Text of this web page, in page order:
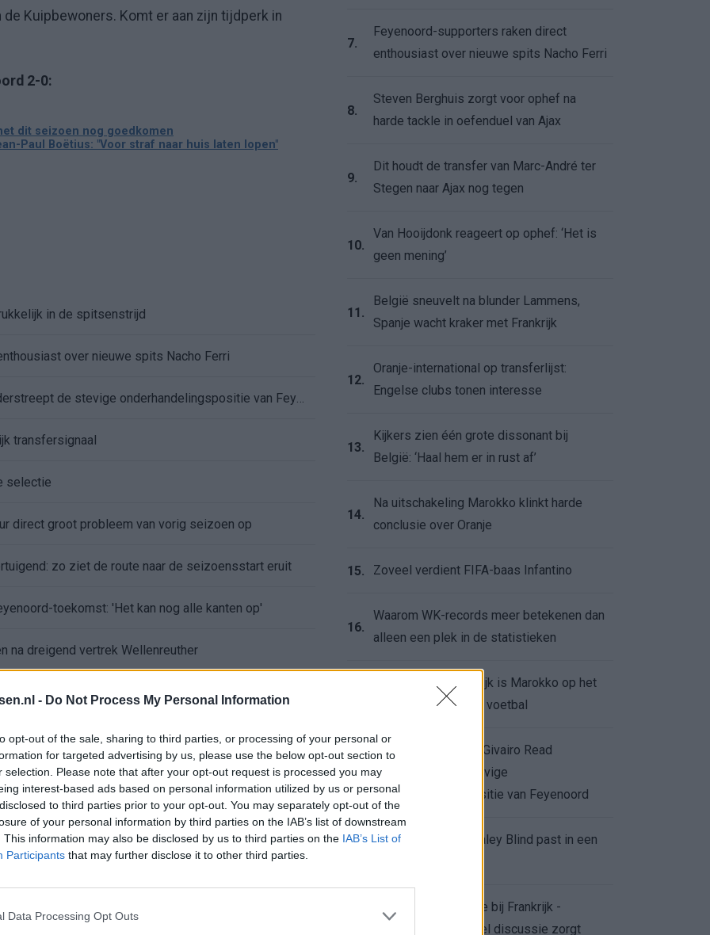
- Do Not Process My Personal Information
opt-out of the sale, sharing to third parties, or processing of your personal or
for targeted advertising by us, please use the below opt-out section to
selection. Please note that after your opt-out request is processed you may
interest-based ads based on personal information utilized by us or personal
to third parties prior to your opt-out. You may separately opt-out of the
of your personal information by third parties on the IAB’s list of downstream
This information may also be disclosed by us to third parties on the IAB’s List of
Participants that may further disclose it to other third parties.
Data Processing Opt Outs
Kuipbewoners. Komt er aan zijn tijdperk in
2-0:
dit seizoen nog goedkomen
Paul Boëtius: "Voor straf naar huis laten lopen"
in de spitsenstrijd
over nieuwe spits Nacho Ferri
transfersignaal
selectie
direct groot probleem van vorig seizoen op
zo ziet de route naar de seizoensstart eruit
toekomst: 'Het kan nog alle kanten op'
na dreigend vertrek Wellenreuther
nieuwe eerste keeper
Moussa: Feyenoord wacht op bod
Deventer: Feyenoorder zet woning te koop
over zijn gewicht
spelers op het WK 2026
richting seizoenstart
7.
Feyenoord-supporters raken direct
enthousiast over nieuwe spits Nacho Ferri
8.
Steven Berghuis zorgt voor ophef na
harde tackle in oefenduel van Ajax
9.
Dit houdt de transfer van Marc-André ter
Stegen naar Ajax nog tegen
10.
Van Hooijdonk reageert op ophef: ‘Het is
geen mening’
11.
België sneuvelt na blunder Lammens,
Spanje wacht kraker met Frankrijk
12.
Oranje-international op transferlijst:
Engelse clubs tonen interesse
13.
Kijkers zien één grote dissonant bij
België: ‘Haal hem er in rust af’
14.
Na uitschakeling Marokko klinkt harde
conclusie over Oranje
15. Zoveel verdient FIFA-baas Infantino
16.
Waarom WK-records meer betekenen dan
alleen een plek in de statistieken
Voor de Schilderswijk is Marokko op het
WK meer dan alleen voetbal
18.
Afgewezen bod op Givairo Read
onderstreept de stevige
onderhandelingspositie van Feyenoord
De terugkeer van Daley Blind past in een
Waarom de arbitrage bij Frankrijk -
Marokko voor zoveel discussie zorgt